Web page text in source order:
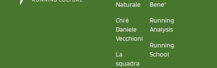
Naturale
Chi è
Daniele
Vecchioni
La
squadra
Bene"
Running
Analysis
Running
School